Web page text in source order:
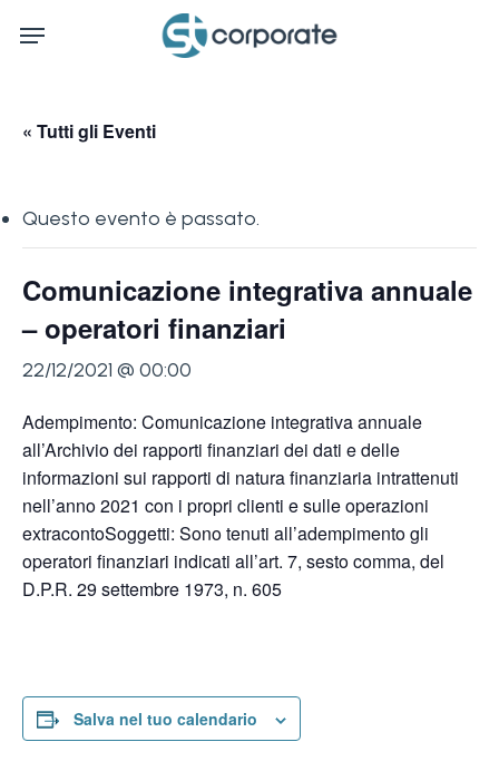
Menu
« Tutti gli Eventi
Questo evento è passato.
Comunicazione integrativa annuale
– operatori finanziari
22/12/2021 @ 00:00
Adempimento: Comunicazione integrativa annuale
all’Archivio dei rapporti finanziari dei dati e delle
informazioni sui rapporti di natura finanziaria intrattenuti
nell’anno 2021 con i propri clienti e sulle operazioni
extracontoSoggetti: Sono tenuti all’adempimento gli
operatori finanziari indicati all’art. 7, sesto comma, del
D.P.R. 29 settembre 1973, n. 605
Salva nel tuo calendario